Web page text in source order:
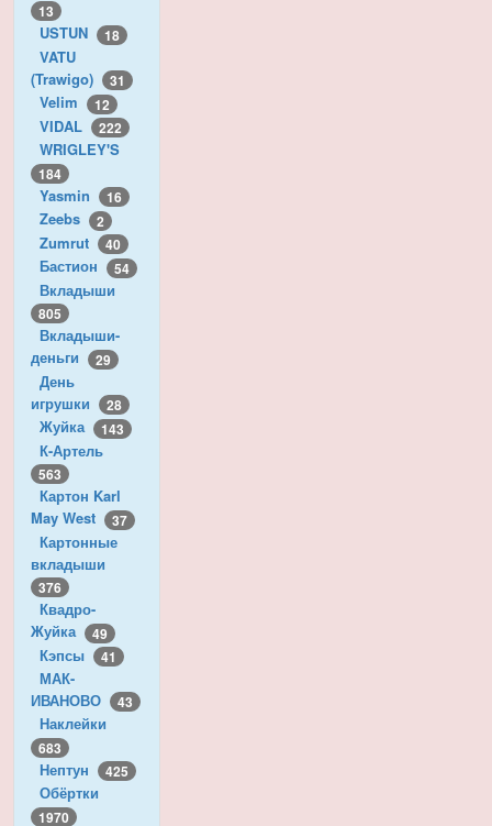
13
USTUN 18
VATU
(Trawigo)
31
Velim 12
VIDAL 222
WRIGLEY'S
184
Yasmin 16
Zeebs 2
Zumrut 40
Бастион 54
Вкладыши
805
Вкладыши-
деньги
29
День
игрушки
28
Жуйка 143
К-Артель
563
Картон Karl
May West
37
Картонные
вкладыши
376
Квадро-
Жуйка
49
Кэпсы 41
МАК-
ИВАНОВО
43
Наклейки
683
Нептун 425
Обёртки
1970